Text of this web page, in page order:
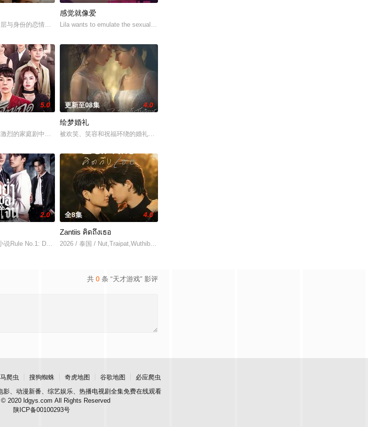
感错弱，没有被认可的才华。他们来自不同的地方，却有一个共同的愿
相逢。在两人的关系中，一方如同炽热的火焰，另一方如同让火烧得更猛的油，她们的关系会像
与身份的恋情。一方唯有自己的荣誉，另一方则关乎王室血统。身为仆人的 Phob 爱上自己的主人，也是王子的Thinnakon，即使
感觉就像爱
Lila wants to emulate the sexual exploits of her more experienced best f
飙，彻底脱离掌控并彻底改变了命运。但在这里他们也将迎来一个盲区
Because of his co
5.0
烈的家庭剧中争夺强大的蒂纳拉王朝领导权。法克法一生都在证明自己是合法继承人，但当她终生的敌人帕普瓦特归来夺走一切
更新至08集 4.0
绘梦婚礼
被欢笑、笑容和祝福环绕的婚礼仅仅是爱情生活的起点。未来还有许多障碍等待着两人共同跨越。Runch和
的州际公路上独自驾车。随后一辆大卡车出现了，
2.0
说Rule No.1: Don't Be Too Emotional อย่าขอพี่เจน影视化3月23日作家FB透
全8集 4.0
Zantiis คิดถึงเธอ
2026 / 泰国 / Nut,Traipat,Wuthibowornnant,Team,Tatchanon,Thongpao,Guide,Piyawat,Khongs
共 0 条 “天才游戏” 影评
爬虫 搜狗蜘蛛 奇虎地图 谷歌地图
必应爬虫
影、动漫新番、综艺娱乐、热播电视剧全集免费在线观看
2020 ldgys.com All Rights Reserved
陕ICP备00100293号